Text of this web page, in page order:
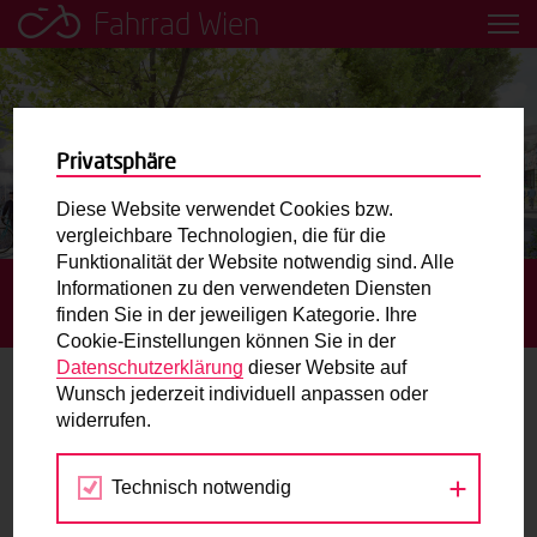
Fahrrad Wien
Leih dir einfach ein Transportfahrrad in deiner Nähe aus!
Mobilitätsbildung für Kinder und
Jugendliche
Radweg-Projektkarte
Routenplaner
Mit dem Fahrrad in Wien unterwegs? Hier finden Sie die
beste Route.
Wunschbox
Sie haben ein Anliegen zum Radverkehr? Schreiben Sie
STARTSEITE AKTUELLES
NEUGESTALTUNG
DONAUKANAL – BEGRÜNUNG UND MEHR PLATZ FÜR ALLE
Neugestaltung Donaukanal –
Begrünung und mehr Platz für alle
27.03.2025
Privatsphäre
Diese Website verwendet Cookies bzw.
vergleichbare Technologien, die für die
Funktionalität der Website notwendig sind. Alle
Informationen zu den verwendeten Diensten
finden Sie in der jeweiligen Kategorie. Ihre
Cookie-Einstellungen können Sie in der
Datenschutzerklärung dieser Website auf
Wunsch jederzeit individuell anpassen oder
widerrufen.
Technisch notwendig